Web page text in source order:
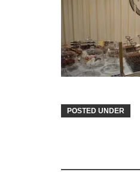
POSTED UNDER